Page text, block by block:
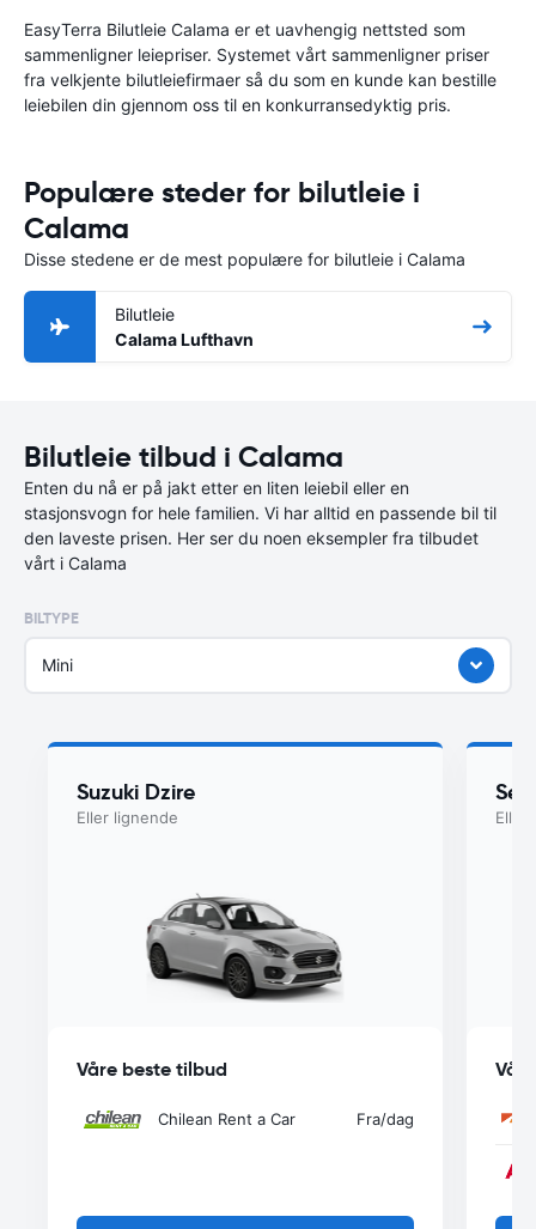
EasyTerra Bilutleie Calama er et uavhengig nettsted som
sammenligner leiepriser. Systemet vårt sammenligner priser
fra velkjente bilutleiefirmaer så du som en kunde kan bestille
leiebilen din gjennom oss til en konkurransedyktig pris.
Populære steder for bilutleie i
Calama
Disse stedene er de mest populære for bilutleie i Calama
Bilutleie
Calama Lufthavn
Bilutleie tilbud i Calama
Enten du nå er på jakt etter en liten leiebil eller en
stasjonsvogn for hele familien. Vi har alltid en passende bil til
den laveste prisen. Her ser du noen eksempler fra tilbudet
vårt i Calama
BILTYPE
Mini
Suzuki Dzire
Eller lignende
Våre beste tilbud
Chilean Rent a Car Fra/dag
Eller